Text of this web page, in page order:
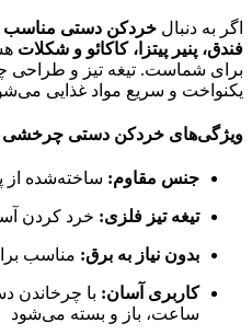
اگر به دنبال خردکن دستی مناسب
فندق، پنیر پیتزا، کاکائو و شکلات
برای شماست. تیغه تیز و
یکنواخت و سریع مواد غذایی
ویژگی‌های خردکن دستی چرخشی
جنس مقاوم: ساخته‌شده از
تیغه تیز فلزی: خرد کردن
بدون نیاز به برق: مناسب
کاربری آسان: با چرخاندن
ساعت، باز و بسته می‌شود